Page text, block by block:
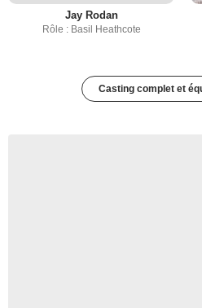
Jay Rodan
Rôle : Basil Heathcote
Casting complet et